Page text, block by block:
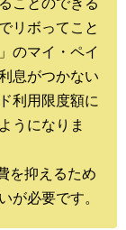
リボってこと
のマイ・ペイ
息がつかない
利用限度額に
うになりま
を抑えるため
が必要です。